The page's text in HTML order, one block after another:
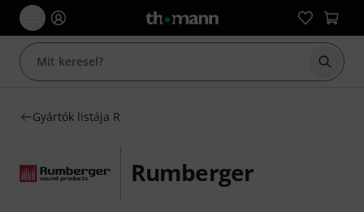
Gyártók listája R
Rumberger